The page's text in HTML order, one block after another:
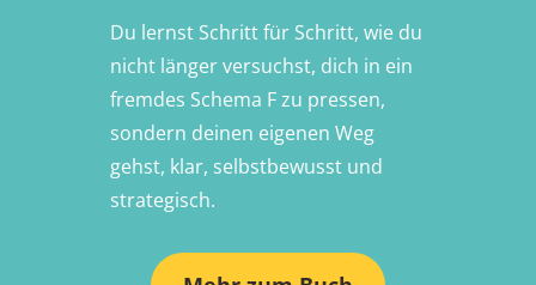
Du lernst Schritt für Schritt, wie du
nicht länger versuchst, dich in ein
fremdes Schema F zu pressen,
sondern deinen eigenen Weg
gehst, klar, selbstbewusst und
strategisch.